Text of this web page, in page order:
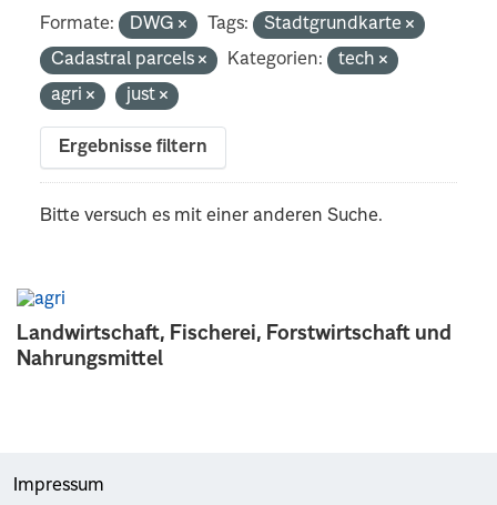
Landwirtschaft, Fischerei, Forstwirtschaft und
Nahrungsmittel
Formate: DWG Tags:
Stadtgrundkarte
Cadastral parcels
Kategorien:
tech
agri
just
Ergebnisse filtern
Bitte versuch es mit einer anderen Suche.
Impressum